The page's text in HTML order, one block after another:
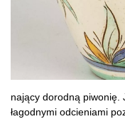
nający dorodną piwonię.
łagodnymi odcieniami